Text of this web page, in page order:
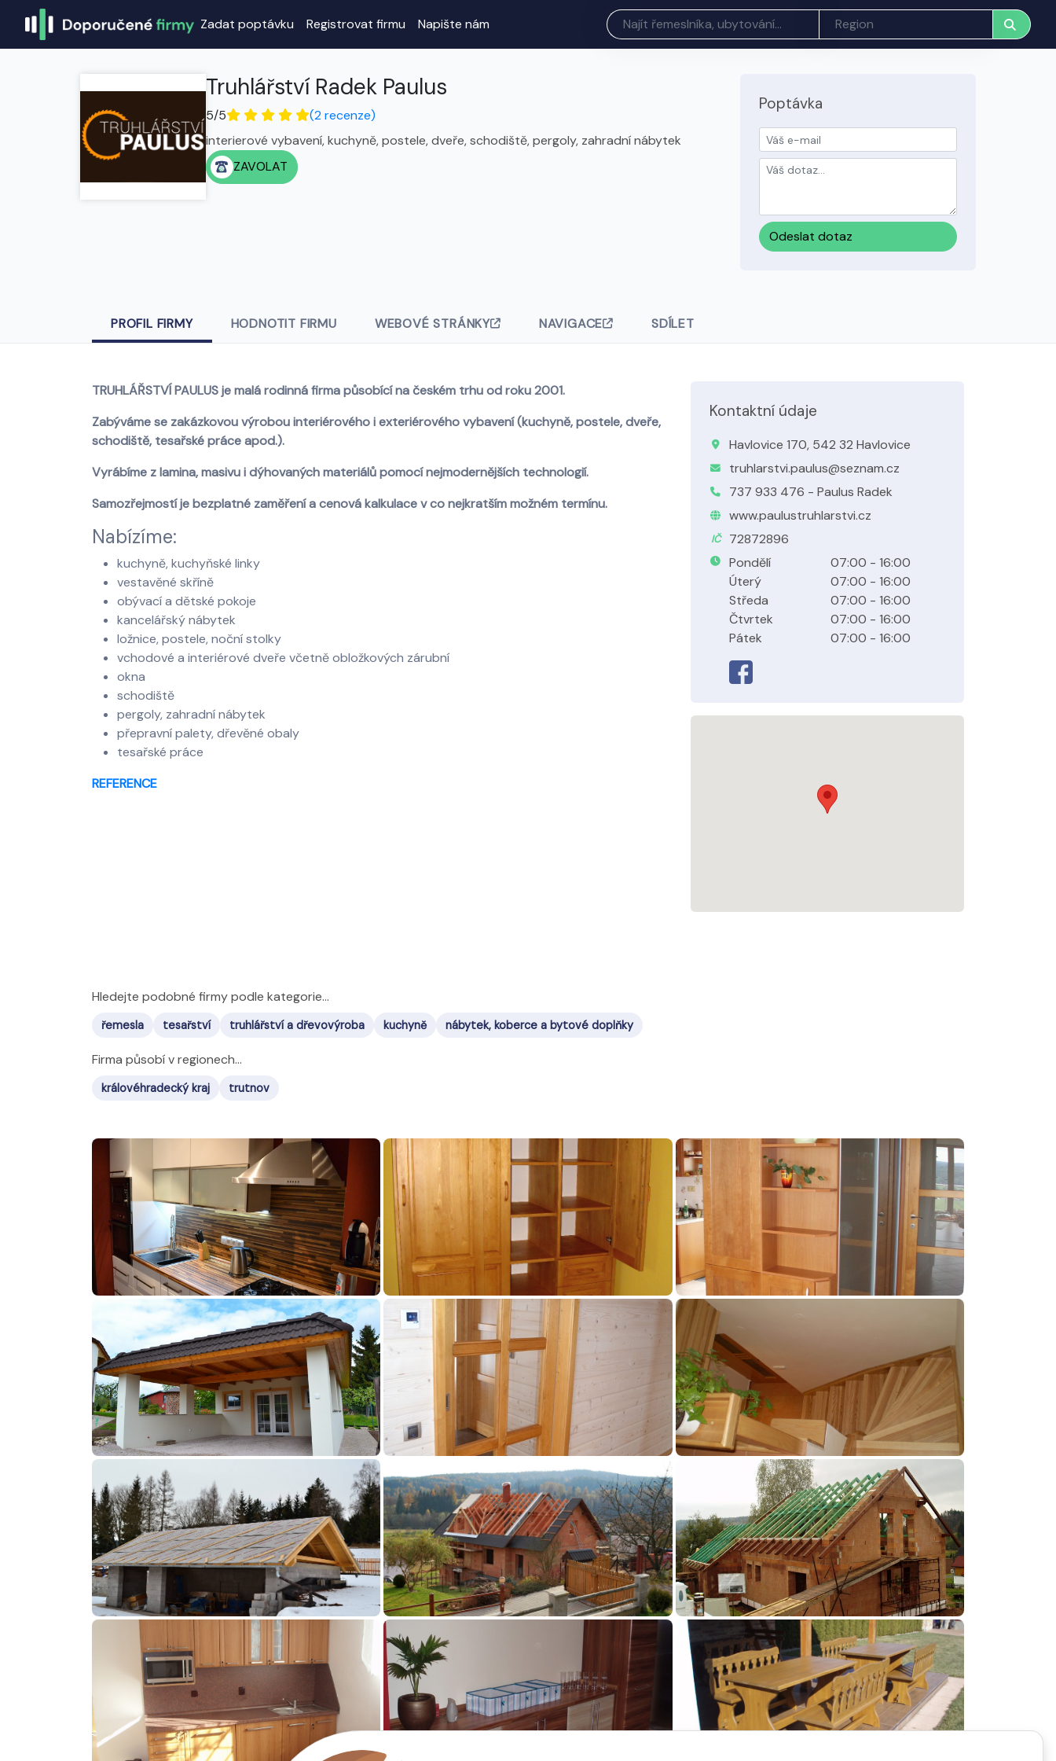
Zadat poptávku Registrovat firmu Napište nám
Truhlářství Radek Paulus
5/5
(2 recenze)
interierové vybavení, kuchyně, postele, dveře, schodiště, pergoly, zahradní nábytek
ZAVOLAT
Poptávka
Odeslat dotaz
PROFIL FIRMY HODNOTIT FIRMU WEBOVÉ STRÁNKY NAVIGACE SDÍLET
TRUHLÁŘSTVÍ PAULUS je malá rodinná firma působící na českém trhu od roku 2001.
Zabýváme se zakázkovou výrobou interiérového i exteriérového vybavení (kuchyně, postele, dveře,
schodiště, tesařské práce apod.).
Vyrábíme z lamina, masivu i dýhovaných materiálů pomocí nejmodernějších technologií.
Samozřejmostí je bezplatné zaměření a cenová kalkulace v co nejkratším možném termínu.
Nabízíme:
kuchyně, kuchyňské linky
vestavěné skříně
obývací a dětské pokoje
kancelářský nábytek
ložnice, postele, noční stolky
vchodové a interiérové dveře včetně obložkových zárubní
okna
schodiště
pergoly, zahradní nábytek
přepravní palety, dřevěné obaly
tesařské práce
REFERENCE
Kontaktní údaje
Havlovice 170, 542 32 Havlovice
truhlarstvi.paulus@seznam.cz
737 933 476 - Paulus Radek
www.paulustruhlarstvi.cz
IČ
72872896
Pondělí
07:00 - 16:00
Úterý
07:00 - 16:00
Středa
07:00 - 16:00
Čtvrtek
07:00 - 16:00
Pátek
07:00 - 16:00
Hledejte podobné firmy podle kategorie...
řemesla tesařství truhlářství a dřevovýroba kuchyně nábytek, koberce a bytové doplňky
Firma působí v regionech...
královéhradecký kraj trutnov